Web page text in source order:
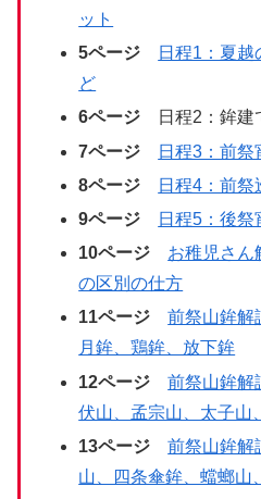
ット
5ページ
日程1：夏
ど
6ページ 日程2：鉾建
7ページ
日程3：前祭
8ページ
日程4：前祭
9ページ
日程5：後祭
10ページ
お稚児さん
の区別の仕方
11ページ
前祭山鉾解
月鉾、鶏鉾、放下鉾
12ページ
前祭山鉾解
伏山、孟宗山、太子山
13ページ
前祭山鉾解
山、四条傘鉾、蟷螂山